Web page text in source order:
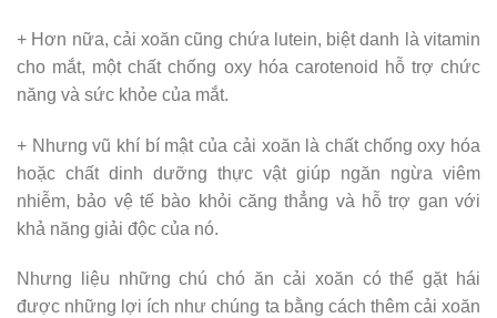
+ Hơn nữa, cải xoăn cũng chứa lutein, biệt danh là vitamin
cho mắt, một chất chống oxy hóa carotenoid hỗ trợ chức
năng và sức khỏe của mắt.
+ Nhưng vũ khí bí mật của cải xoăn là chất chống oxy hóa
hoặc chất dinh dưỡng thực vật giúp ngăn ngừa viêm
nhiễm, bảo vệ tế bào khỏi căng thẳng và hỗ trợ gan với
khả năng giải độc của nó.
Nhưng liệu những chú chó ăn cải xoăn có thể gặt hái
được những lợi ích như chúng ta bằng cách thêm cải xoăn